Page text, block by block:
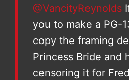
@VancityReynolds
you to make a PG-
copy the framing
Princess Bride and
censoring it for